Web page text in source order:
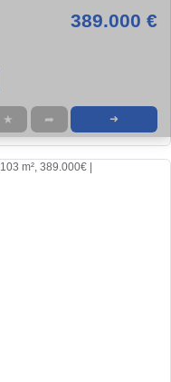
389.000 €
★ ➦ ➜